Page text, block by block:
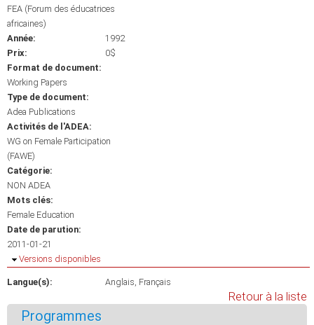
FEA (Forum des éducatrices
africaines)
Année:
1992
Prix:
0$
Format de document:
Working Papers
Type de document:
Adea Publications
Activités de l'ADEA:
WG on Female Participation
(FAWE)
Catégorie:
NON ADEA
Mots clés:
Female Education
Date de parution:
2011-01-21
Masquer
Versions disponibles
Langue(s): Anglais Français
Retour à la liste
Programmes